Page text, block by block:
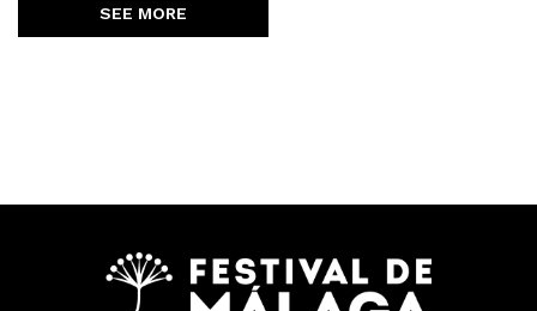
SEE MORE